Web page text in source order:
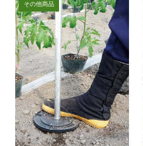
その他商品